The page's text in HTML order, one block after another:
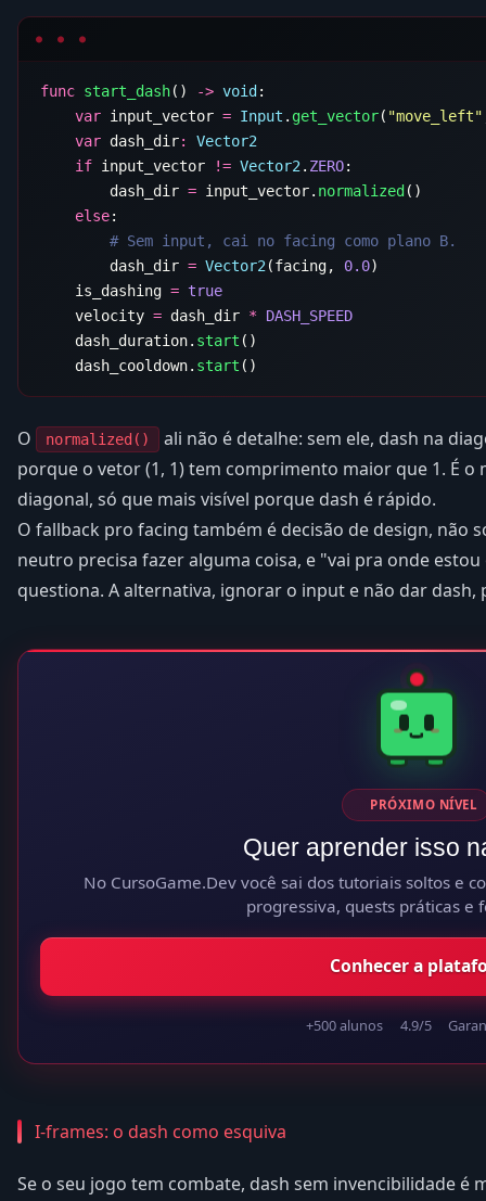
func start_dash() -> void
    var
input_vector = Input . get_vector( "move_left"
    var
dash_dir:
    if
input_vector != Vector2 . ZERO
        dash_dir
= input_vector. normalized
    else
        dash_dir
= Vector2 (facing, 0.0
    is_dashing
=
    velocity
= dash_dir *
    dash_duration.
start
    dash_cooldown.
start
O normalized()
ali não é detalhe: sem ele, dash na
porque o vetor (1, 1) tem comprimento maior que 1. É
diagonal, só que mais visível porque dash é rápido.
O fallback pro facing também é decisão de design, não
neutro precisa fazer alguma coisa, e "vai pra onde
questiona. A alternativa, ignorar o input e não dar dash,
PRÓXIMO NÍVEL
Quer aprender isso
No CursoGame.Dev você sai dos tutoriais soltos e
progressiva, quests práticas e
Conhecer a
+500 alunos 4.9/5
I-frames: o dash como esquiva
Se o seu jogo tem combate, dash sem invencibilidade é